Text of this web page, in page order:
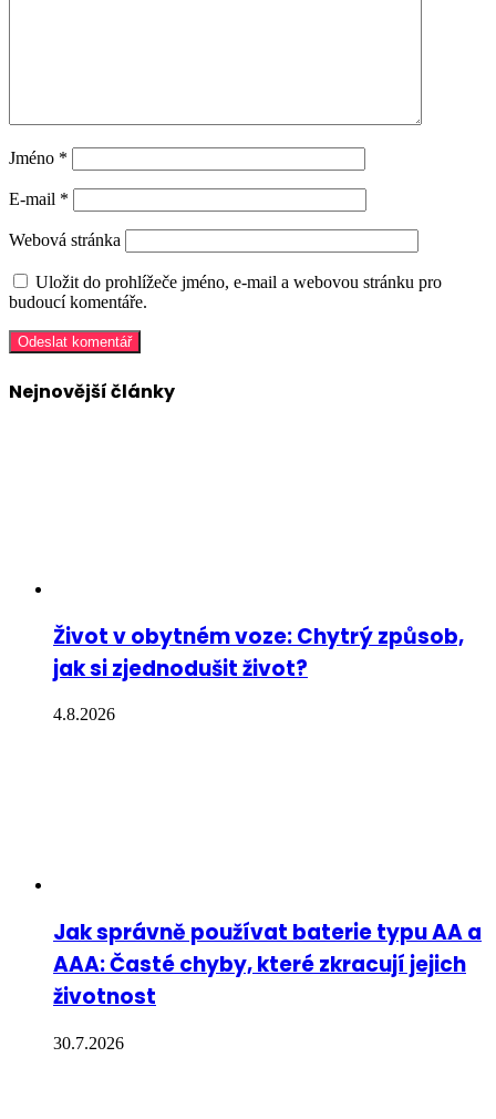
Jméno *
E-mail *
Webová stránka
Uložit do prohlížeče jméno, e-mail a webovou stránku pro
budoucí komentáře.
Nejnovější články
Život v obytném voze: Chytrý způsob,
jak si zjednodušit život?
4.8.2026
Jak správně používat baterie typu AA a
AAA: Časté chyby, které zkracují jejich
životnost
30.7.2026